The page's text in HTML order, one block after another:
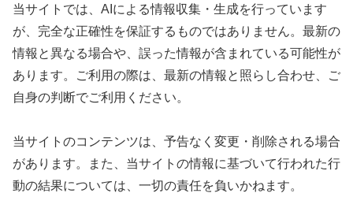
当サイトでは、AIによる情報収集・生成を行っています
が、完全な正確性を保証するものではありません。最新の
情報と異なる場合や、誤った情報が含まれている可能性が
あります。ご利用の際は、最新の情報と照らし合わせ、ご
自身の判断でご利用ください。
当サイトのコンテンツは、予告なく変更・削除される場合
があります。また、当サイトの情報に基づいて行われた行
動の結果については、一切の責任を負いかねます。